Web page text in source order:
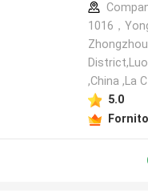
1016，
,China ,La
5.0